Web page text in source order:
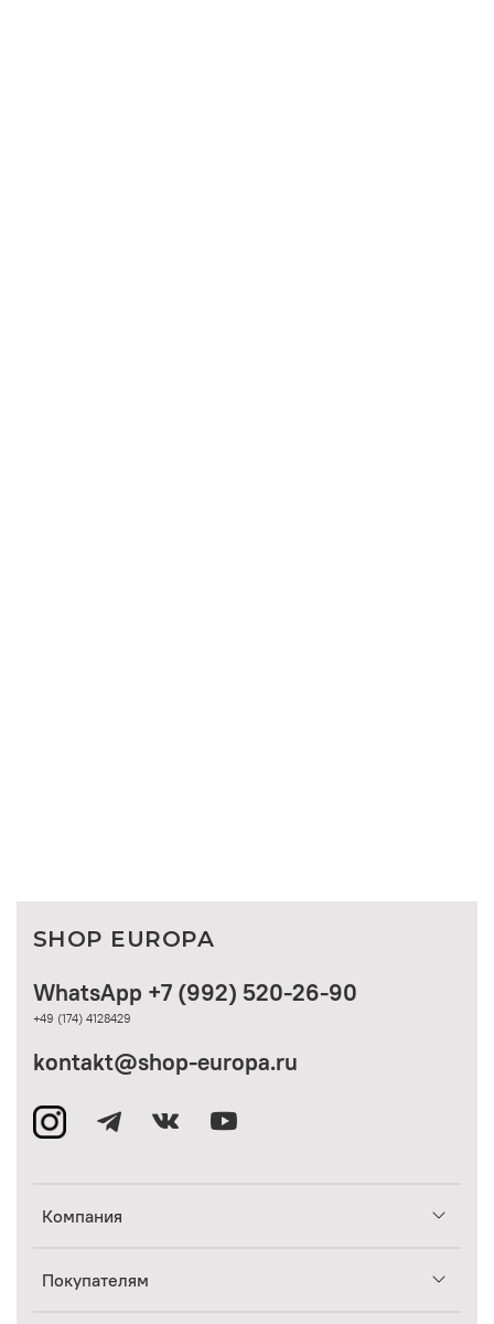
Компания
Покупателям
WhatsApp +7 (992) 520-26-90
+49 (174) 4128429
kontakt@shop-europa.ru
SHOP EUROPA